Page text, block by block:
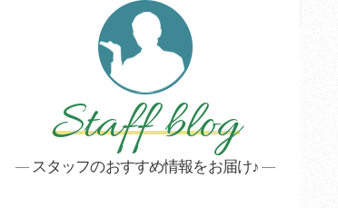
Staff blog
スタッフのおすすめ情報をお届け♪